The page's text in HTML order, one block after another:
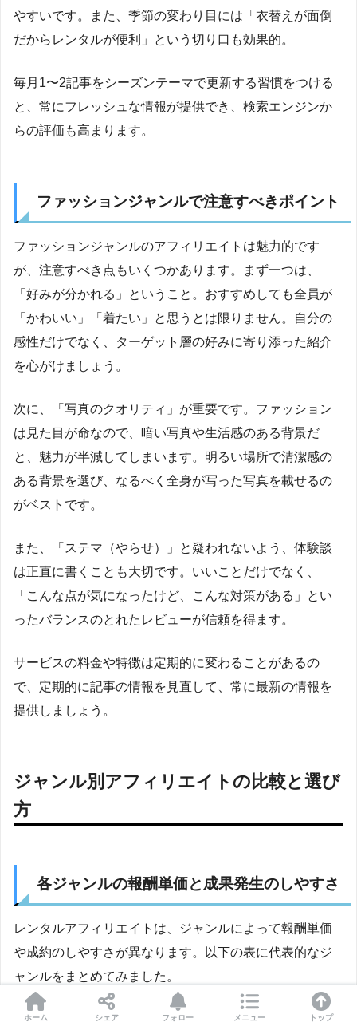
やすいです。また、季節の変わり目には「衣替えが面倒
だからレンタルが便利」という切り口も効果的。
毎月1〜2記事をシーズンテーマで更新する習慣をつける
と、常にフレッシュな情報が提供でき、検索エンジンか
らの評価も高まります。
ファッションジャンルで注意すべきポイント
ファッションジャンルのアフィリエイトは魅力的です
が、注意すべき点もいくつかあります。まず一つは、
「好みが分かれる」ということ。おすすめしても全員が
「かわいい」「着たい」と思うとは限りません。自分の
感性だけでなく、ターゲット層の好みに寄り添った紹介
を心がけましょう。
次に、「写真のクオリティ」が重要です。ファッション
は見た目が命なので、暗い写真や生活感のある背景だ
と、魅力が半減してしまいます。明るい場所で清潔感の
ある背景を選び、なるべく全身が写った写真を載せるの
がベストです。
また、「ステマ（やらせ）」と疑われないよう、体験談
は正直に書くことも大切です。いいことだけでなく、
「こんな点が気になったけど、こんな対策がある」とい
ったバランスのとれたレビューが信頼を得ます。
サービスの料金や特徴は定期的に変わることがあるの
で、定期的に記事の情報を見直して、常に最新の情報を
提供しましょう。
ジャンル別アフィリエイトの比較と選び
方
各ジャンルの報酬単価と成果発生のしやすさ
レンタルアフィリエイトは、ジャンルによって報酬単価
や成約のしやすさが異なります。以下の表に代表的なジ
ャンルをまとめてみました。
ホーム シェア フォロー メニュー トップ